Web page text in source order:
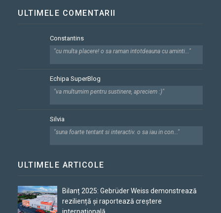
ULTIMELE COMENTARII
Constantins
"cu multa placere! o sa raman intotdeauna cu aminti..."
Echipa SuperBlog
"va multumim pentru sustinere, apreciem :)"
Silvia
"suna foarte tentant si interactiv. o sa iau in con..."
ULTIMELE ARTICOLE
Bilanț 2025: Gebrüder Weiss demonstrează
reziliență și raportează creștere